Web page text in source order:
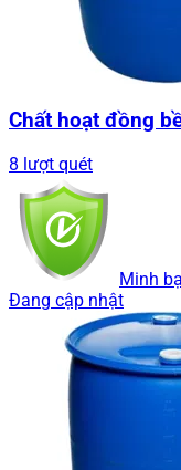
Chất hoạt đồng
8 lượt quét
Minh
Đang cập nhật